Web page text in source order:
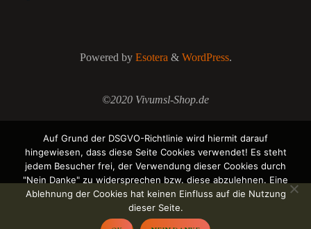
Powered byEsotera& WordPress.
©2020 Vivumsl-Shop.de
Auf Grund der DSGVO-Richtlinie wird hiermit darauf
hingewiesen, dass diese Seite Cookies verwendet! Es steht
jedem Besucher frei, der Verwendung dieser Cookies durch
"Nein Danke" zu widersprechen bzw. diese abzulehnen. Eine
Ablehnung der Cookies hat keinen Einfluss auf die Nutzung
dieser Seite.